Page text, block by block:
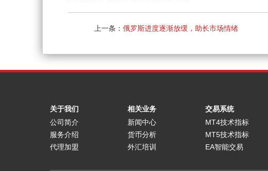
上一条： 俄罗斯进度逐渐放缓，助长市场情绪
关于我们
公司简介
服务介绍
代理加盟
相关业务
新闻中心
货币分析
外汇培训
交易系统
MT4技术指标
MT5技术指标
EA智能交易